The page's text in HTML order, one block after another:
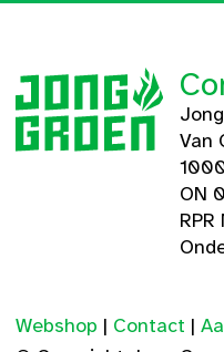
Van
ON
Webshop | Contact |